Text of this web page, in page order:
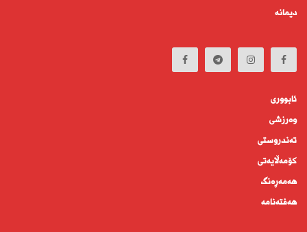
دیمانە
ئابوورى
وەرزشی
تەندروستى
كۆمه‌ڵايه‌تى
هەمەڕەنگ
هەفتەنامە